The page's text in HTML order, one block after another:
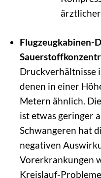
Flugzeugkabinen-
Druckverhältnisse
denen in einer
Metern ähnlich.
ist etwas geringer
Schwangeren hat
negativen
Vorerkrankungen
Kreislauf-